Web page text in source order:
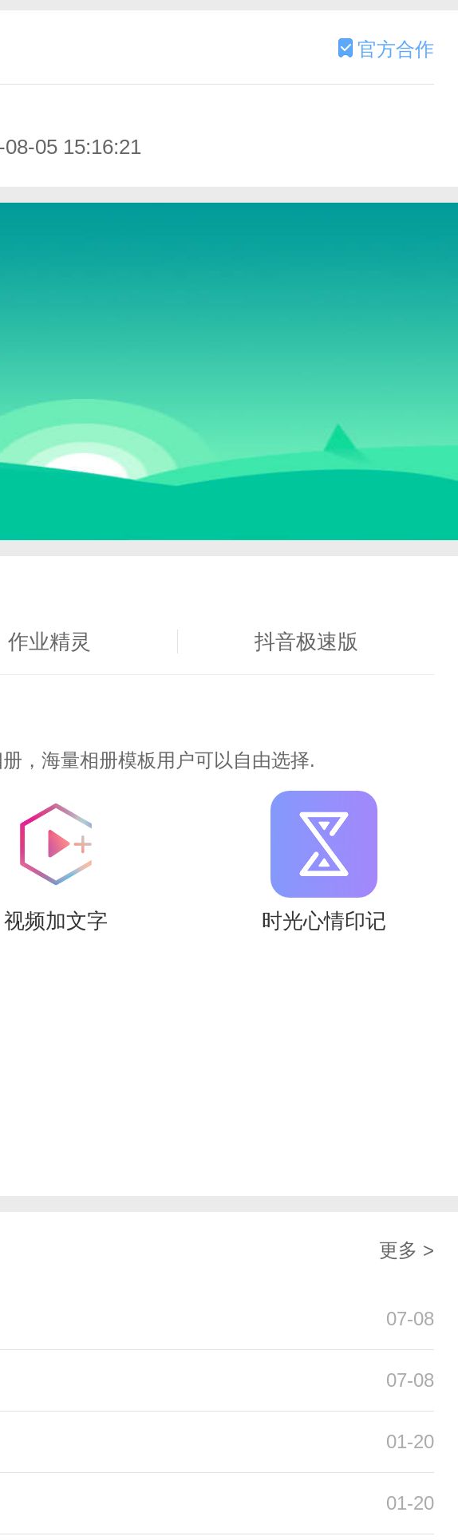
荐给你。
。
喜欢的读物。
。
同的小说类型。
官方合作
05 15:16:21
即刻天气App官网版
下载
作业精灵 抖音极速版
，海量相册模板用户可以自由选择.
视频加文字 时光心情印记
更多 >
07-08
07-08
01-20
01-20